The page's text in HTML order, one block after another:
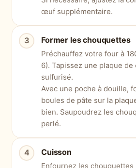
œuf supplémentaire.
Former les chouquettes
Préchauffez votre four à
6). Tapissez une plaque
sulfurisé.
Avec une poche à douille,
boules de pâte sur la
bien. Saupoudrez les
perlé.
Cuisson
Enfournez les chouquettes